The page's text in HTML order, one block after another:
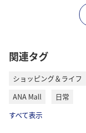
関連タグ
ショッピング＆ライフ
ANA Mall
日常
すべて表示